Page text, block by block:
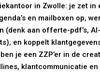
in Zwolle: je zet in
en mailboxen op,
(denk aan offerte-pdf’s,
en koppelt
je een ZZP’er in de
klantcommunicatie